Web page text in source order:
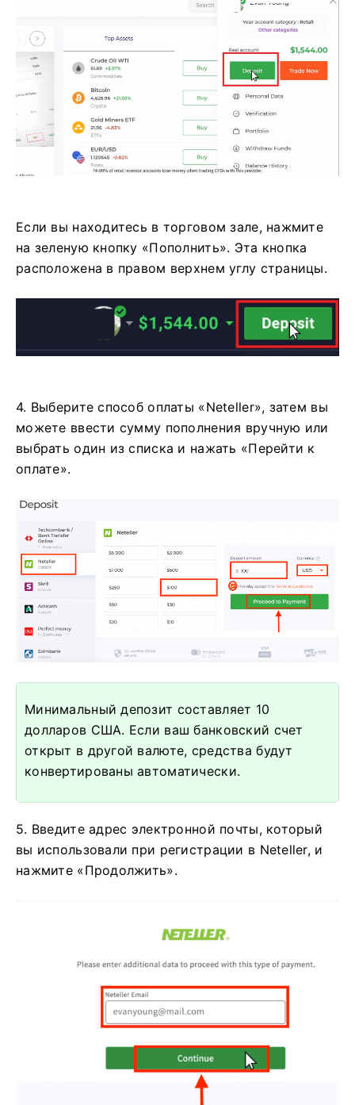
Если вы находитесь в торговом зале, нажмите
на зеленую кнопку «Пополнить». Эта кнопка
расположена в правом верхнем углу страницы.
4. Выберите способ оплаты «Neteller», затем вы
можете ввести сумму пополнения вручную или
выбрать один из списка и нажать «Перейти к
оплате».
Минимальный депозит составляет 10
долларов США. Если ваш банковский счет
открыт в другой валюте, средства будут
конвертированы автоматически.
5. Введите адрес электронной почты, который
вы использовали при регистрации в Neteller, и
нажмите «Продолжить».